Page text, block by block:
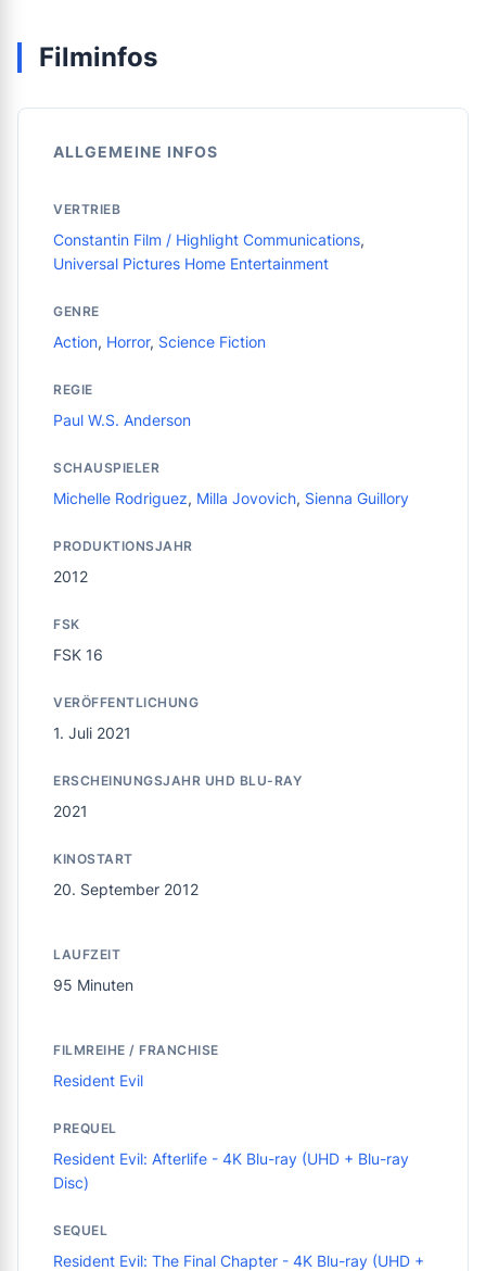
Filminfos
ALLGEMEINE INFOS
VERTRIEB
Constantin Film / Highlight Communications,
Universal Pictures Home Entertainment
GENRE
Action, Horror, Science Fiction
REGIE
Paul W.S. Anderson
SCHAUSPIELER
Michelle Rodriguez, Milla Jovovich, Sienna Guillory
PRODUKTIONSJAHR
2012
FSK
FSK 16
VERÖFFENTLICHUNG
1. Juli 2021
ERSCHEINUNGSJAHR UHD BLU-RAY
2021
KINOSTART
20. September 2012
LAUFZEIT
95 Minuten
FILMREIHE / FRANCHISE
Resident Evil
PREQUEL
Resident Evil: Afterlife - 4K Blu-ray (UHD + Blu-ray
Disc)
SEQUEL
Resident Evil: The Final Chapter - 4K Blu-ray (UHD +